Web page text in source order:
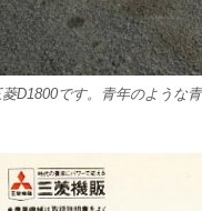
菱D1800です。青年のような